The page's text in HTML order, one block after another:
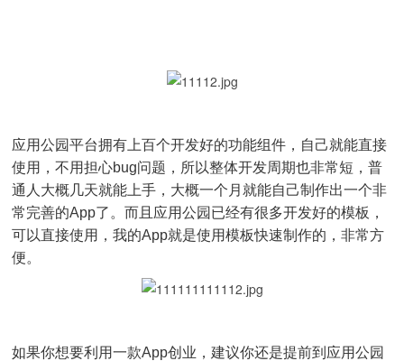
应用公园平台拥有上百个开发好的功能组件，自己就能直接
使用，不用担心bug问题，所以整体开发周期也非常短，普
通人大概几天就能上手，大概一个月就能自己制作出一个非
常完善的App了。而且应用公园已经有很多开发好的模板，
可以直接使用，我的App就是使用模板快速制作的，非常方
便。
如果你想要利用一款App创业，建议你还是提前到应用公园